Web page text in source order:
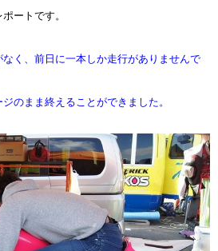
ートです。
く、前日に一本しか走行がありませんで
のまま終えることができました。